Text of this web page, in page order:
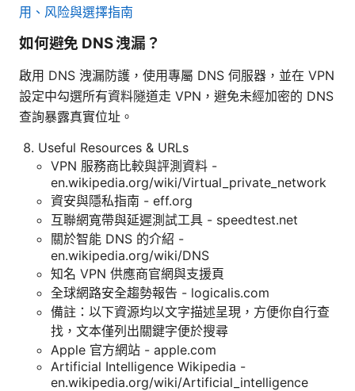
用、风险與選擇指南
如何避免 DNS 洩漏？
啟用 DNS 洩漏防護，使用專屬 DNS 伺服器，並在 VPN
設定中勾選所有資料隧道走 VPN，避免未經加密的 DNS
查詢暴露真實位址。
Useful Resources & URLs
VPN 服務商比較與評測資料 -
en.wikipedia.org/wiki/Virtual_private_network
資安與隱私指南 - eff.org
互聯網寬帶與延遲測試工具 - speedtest.net
關於智能 DNS 的介紹 -
en.wikipedia.org/wiki/DNS
知名 VPN 供應商官網與支援頁
全球網路安全趨勢報告 - logicalis.com
備註：以下資源均以文字描述呈現，方便你自行查
找，文本僅列出關鍵字便於搜尋
Apple 官方網站 - apple.com
Artificial Intelligence Wikipedia -
en.wikipedia.org/wiki/Artificial_intelligence